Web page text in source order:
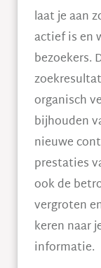
laat je aan
actief is en
bezoekers.
organisch
bijhouden
nieuwe
prestaties
ook de
vergroten
keren naar
informatie.